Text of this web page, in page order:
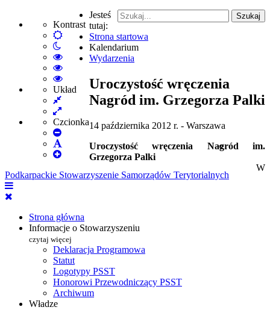
Kontrast
Default
mode
Włącz
tryb
nocny
High
Contrast
Black
White
High
Contrast
Black
High
Contrast
mode
Układ
Fixed
layout
Wide
layout
Czcionka
Set
Smaller
FontDefault
Set
Font
Szukaj
Podkarpackie Stowarzyszenie Samorządów Terytorialnych
Strona główna
Informacje o Stowarzyszeniu
czytaj więcej
Deklaracja Programowa
Statut
Logotypy PSST
Honorowi Przewodniczący PSST
Archiwum
Władze
Jesteś
tutaj:
Strona startowa
Kalendarium
Wydarzenia
Uroczystość wręczenia
Nagród im. Grzegorza Palki
14 października 2012 r. - Warszawa
Uroczystość wręczenia Nagród im.
Grzegorza Palki
W